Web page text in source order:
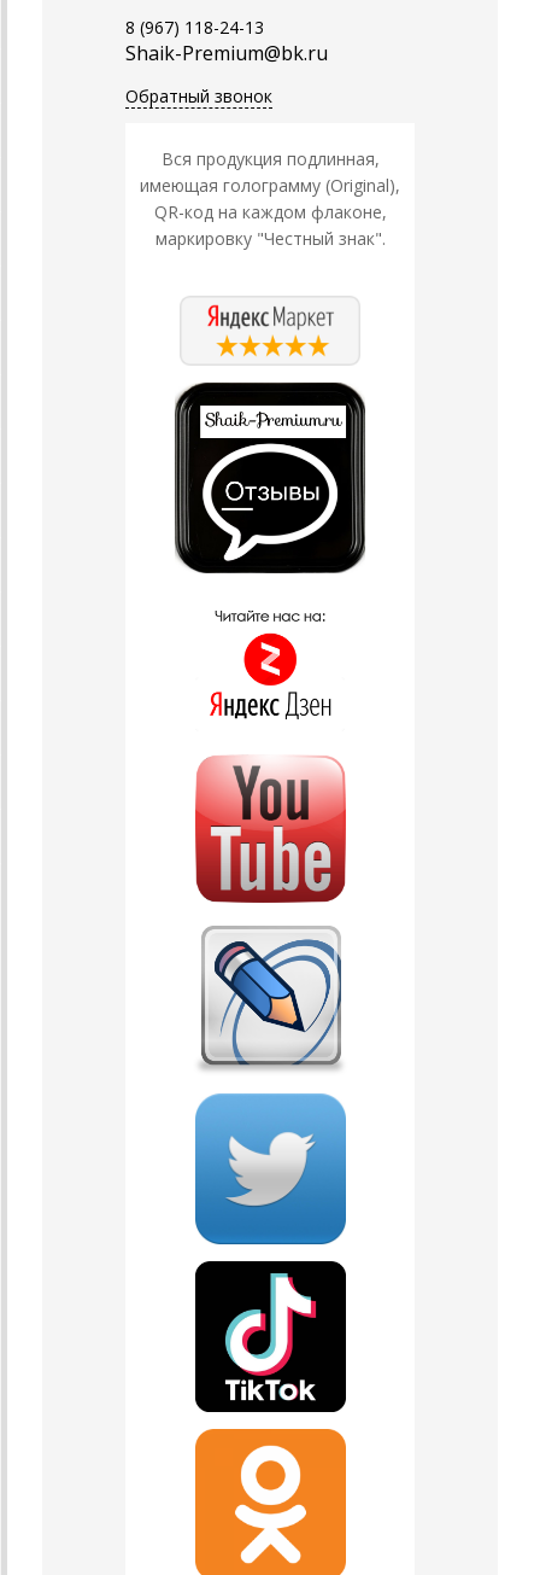
8 (967) 118-24-13
Shaik-Premium@bk.ru
Обратный звонок
Вся продукция подлинная,
имеющая голограмму (Original),
QR-код на каждом флаконе,
маркировку "Честный знак".